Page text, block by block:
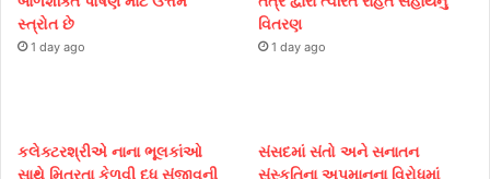
સ્ત્રોત છે
1 day ago
વિતરણ
1 day ago
કલેક્ટરશ્રીએ નાના ભૂલકાંઓ
સાથે મિત્રતા કેળવી દૂધ સંજીવની
સંસદમાં સંતો અને સનાતન
સંસ્કૃતિના અપમાનના વિરોધમાં